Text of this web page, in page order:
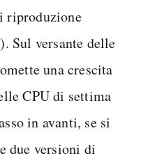
riproduzione
Sul versante delle
una crescita
CPU di settima
in avanti, se si
due versioni di